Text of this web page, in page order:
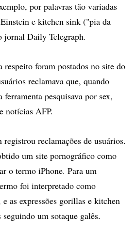
por palavras tão variadas
e kitchen sink ("pia da
Daily Telegraph.
respeito foram postados no site do
reclamava que, quando
pesquisava por sex,
notícias AFP.
registrou reclamações de usuários.
um site pornográfico como
o termo iPhone. Para um
foi interpretado como
as expressões gorillas e kitchen
um sotaque galês.